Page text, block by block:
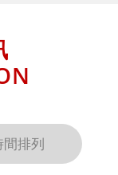
間排列